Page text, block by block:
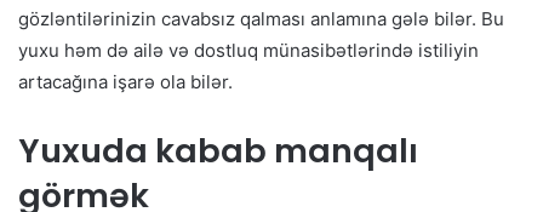
gözləntilərinizin cavabsız qalması anlamına gələ bilər. Bu
yuxu həm də ailə və dostluq münasibətlərində istiliyin
artacağına işarə ola bilər.
Yuxuda kabab manqalı
görmək